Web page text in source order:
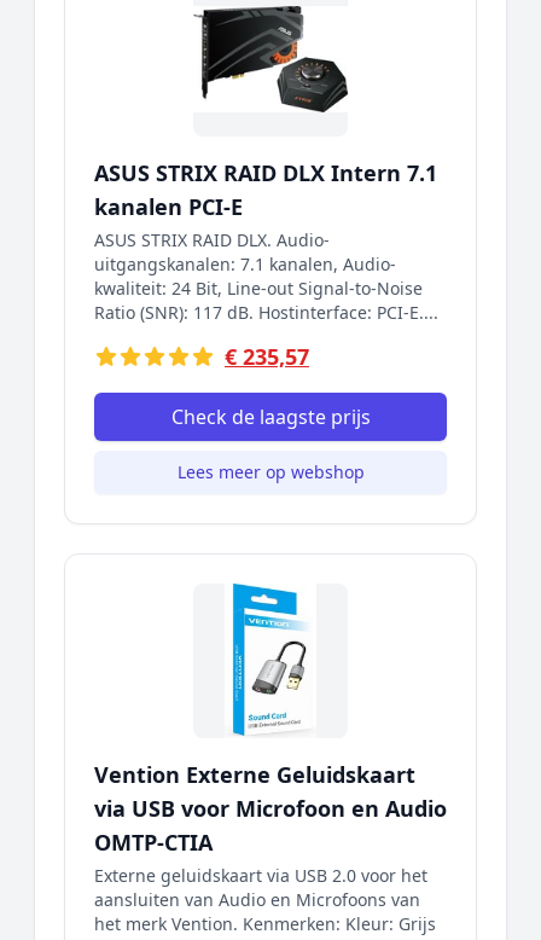
ASUS STRIX RAID DLX Intern 7.1
kanalen PCI-E
ASUS STRIX RAID DLX. Audio-
uitgangskanalen: 7.1 kanalen, Audio-
kwaliteit: 24 Bit, Line-out Signal-to-Noise
Ratio (SNR): 117 dB. Hostinterface: PCI-E....
€ 235,57
Check de laagste prijs
Lees meer op webshop
Vention Externe Geluidskaart
via USB voor Microfoon en Audio
OMTP-CTIA
Externe geluidskaart via USB 2.0 voor het
aansluiten van Audio en Microfoons van
het merk Vention. Kenmerken: Kleur: Grijs